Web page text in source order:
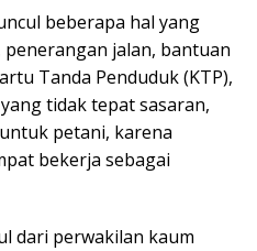
beberapa hal yang
jalan, bantuan
Tanda Penduduk (KTP),
tidak tepat sasaran,
petani, karena
bekerja sebagai
dari perwakilan kaum